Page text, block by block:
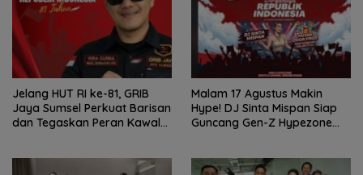
Jelang HUT RI ke-81, GRIB
Jaya Sumsel Perkuat Barisan
dan Tegaskan Peran Kawal
Malam 17 Agustus Makin
Hype! DJ Sinta Mispan Siap
Guncang Gen-Z Hypezone